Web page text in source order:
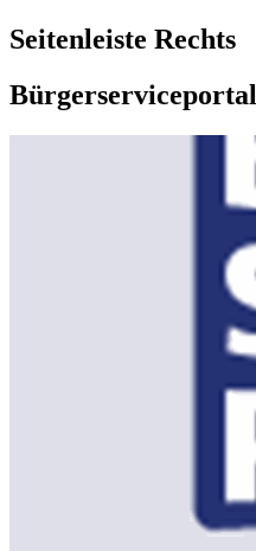
Seitenleiste Rechts
Bürgerserviceportal